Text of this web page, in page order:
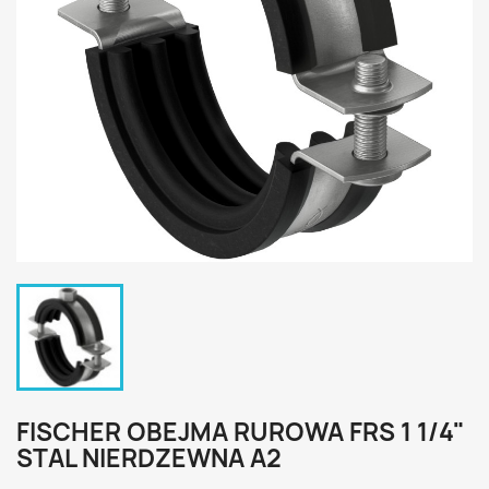
FISCHER OBEJMA RUROWA FRS 1 1/4"
STAL NIERDZEWNA A2